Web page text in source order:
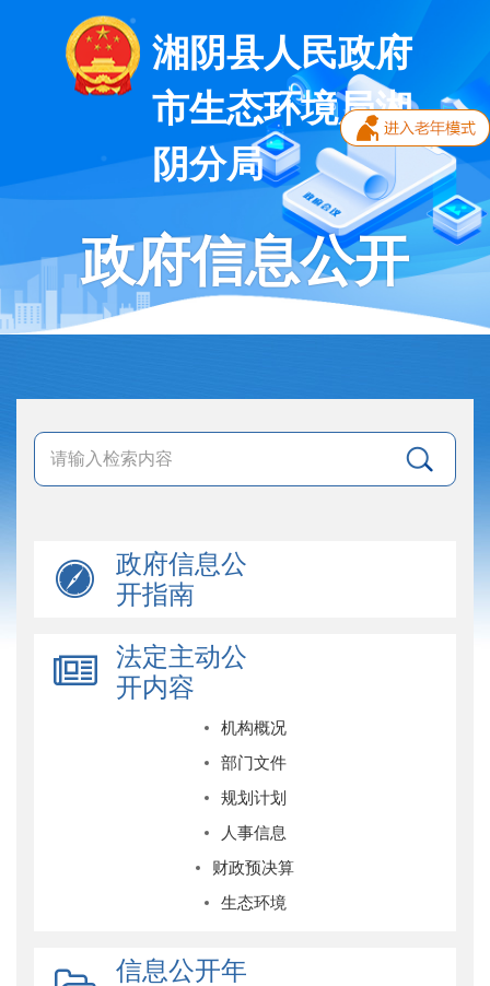
湘阴县人民政府
市生态环境局湘
阴分局
政府信息公开
政府信息公
开指南
法定主动公
开内容
机构概况
部门文件
规划计划
人事信息
财政预决算
生态环境
信息公开年